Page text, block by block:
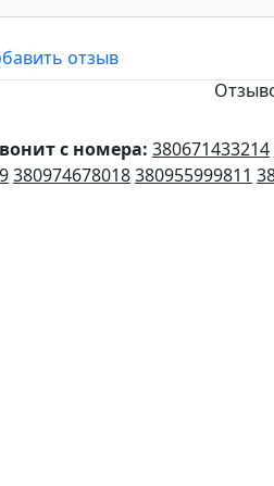
отзыв
с номера: 380671433214
380974678018380955999811